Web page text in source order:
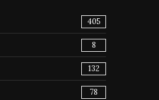
405
8
132
78